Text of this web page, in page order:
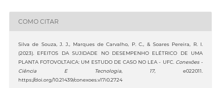
COMO CITAR
Silva de Souza, J. J., Marques de Carvalho, P. C., & Soares Pereira, R. I.
(2023). EFEITOS DA SUJIDADE NO DESEMPENHO ELÉTRICO DE UMA
PLANTA FOTOVOLTAICA: UM ESTUDO DE CASO NO LEA - UFC. Conexões -
Ciência E Tecnologia, 17, e022011.
https://doi.org/10.21439/conexoes.v17i0.2724